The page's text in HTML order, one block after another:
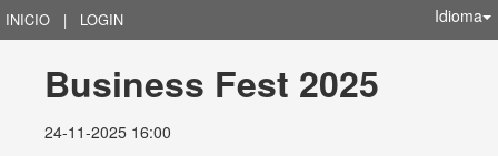
INICIO | LOGIN Idioma
Business Fest 2025
24-11-2025 16:00